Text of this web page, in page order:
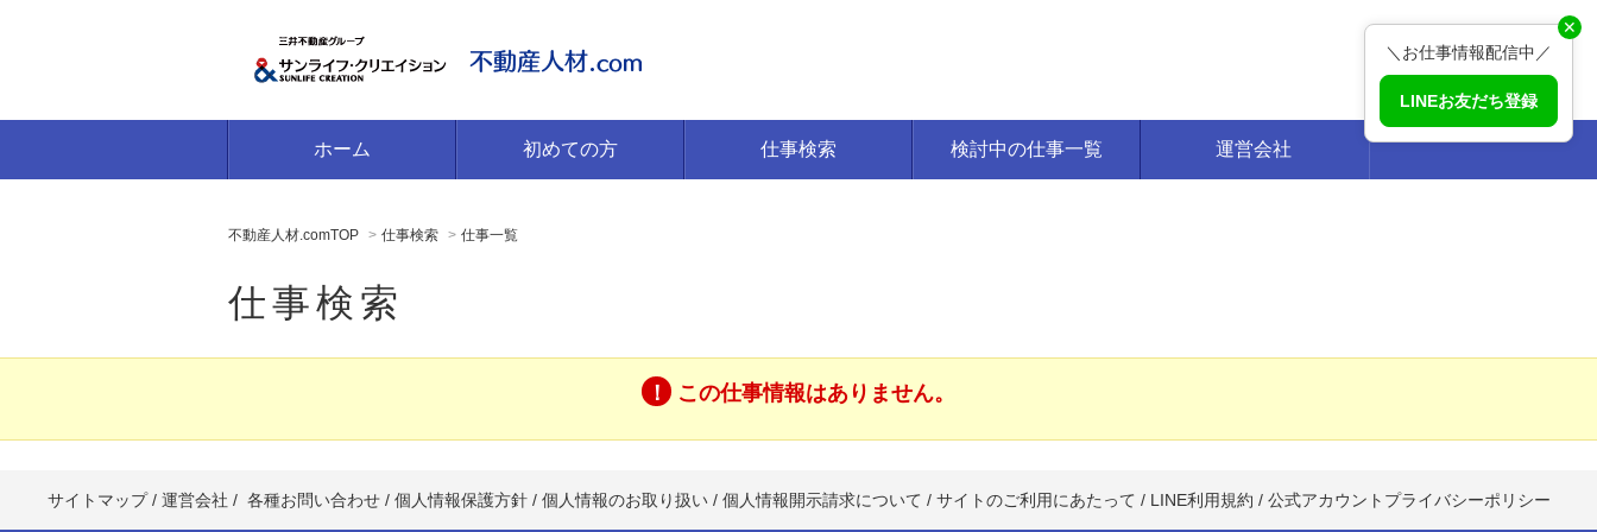
ホーム 初めての方 仕事検索 検討中の仕事一覧 運営会社
不動産人材.comTOP 仕事検索 仕事一覧
仕事検索
この仕事情報はありません。
サイトマップ/ 運営会社 / 各種お問い合わせ/ 個人情報保護方針/ 個人情報のお取り扱い / 個人情報開示請求について / サイトのご利用にあたって / LINE利用規約 / 公式アカウントプライバシーポリシー
✕
＼お仕事情報配信中／
LINEお友だち登録